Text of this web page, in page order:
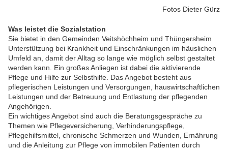
Fotos Dieter Gürz
Was leistet die Sozialstation
Sie bietet in den Gemeinden Veitshöchheim und Thüngersheim
Unterstützung bei Krankheit und Einschränkungen im häuslichen
Umfeld an, damit der Alltag so lange wie möglich selbst gestaltet
werden kann. Ein großes Anliegen ist dabei die aktivierende
Pflege und Hilfe zur Selbsthilfe. Das Angebot besteht aus
pflegerischen Leistungen und Versorgungen, hauswirtschaftlichen
Leistungen und der Betreuung und Entlastung der pflegenden
Angehörigen.
Ein wichtiges Angebot sind auch die Beratungsgespräche zu
Themen wie Pflegeversicherung, Verhinderungspflege,
Pflegehilfsmittel, chronische Schmerzen und Wunden, Ernährung
und die Anleitung zur Pflege von immobilen Patienten durch